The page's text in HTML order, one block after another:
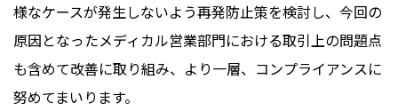
様なケースが発生しないよう再発防止策を検討し、今回の
原因となったメディカル営業部門における取引上の問題点
も含めて改善に取り組み、より一層、コンプライアンスに
努めてまいります。